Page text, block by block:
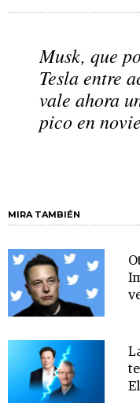
Musk, que
Tesla entre
vale ahora
pico en
MIRA TAMBIÉN